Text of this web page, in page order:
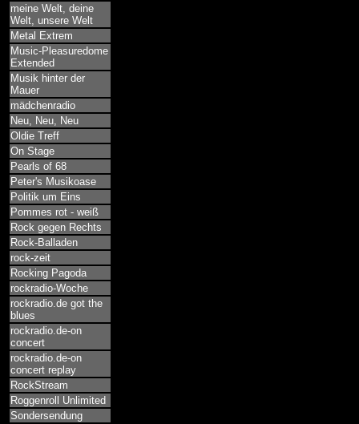
meine Welt, deine
Welt, unsere Welt
Metal Extrem
Music-Pleasuredome
Extended
Musik hinter der
Mauer
mädchenradio
Neu, Neu, Neu
Oldie Treff
On Stage
Pearls of 68
Peter's Musikoase
Politik um Eins
Pommes rot - weiß
Rock gegen Rechts
Rock-Balladen
rock-zeit
Rocking Pagoda
rockradio-Woche
rockradio.de got the
blues
rockradio.de-on
concert
rockradio.de-on
concert replay
RockStream
Roggenroll Unlimited
Sondersendung